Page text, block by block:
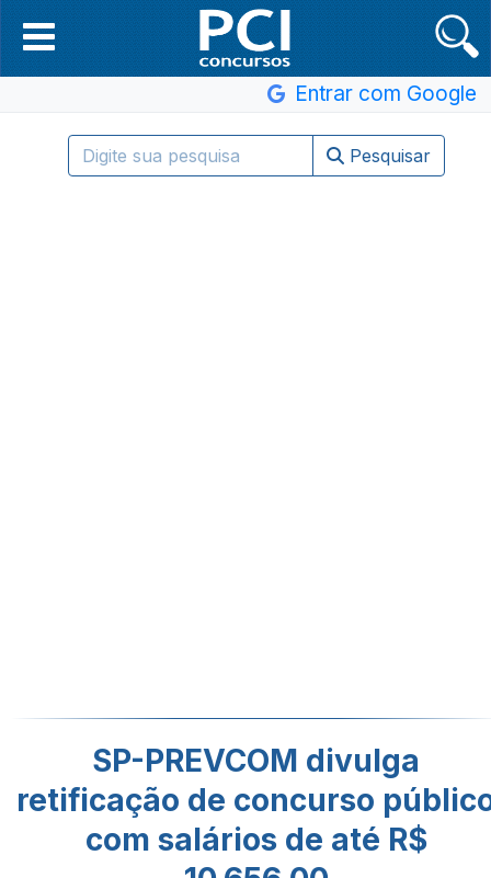
Entrar com Google
Pesquisar
SP-PREVCOM divulga
retificação de concurso
com salários de até R$